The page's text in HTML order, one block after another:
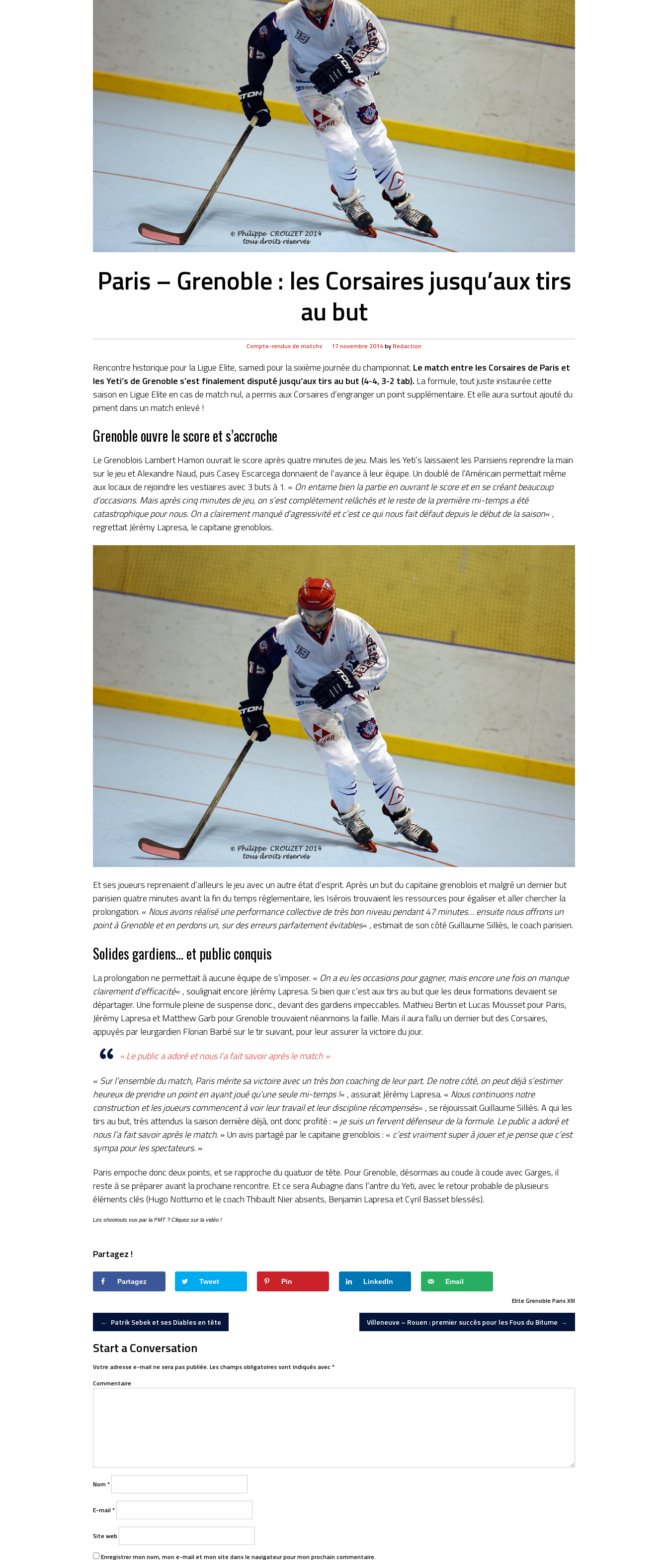
Paris – Grenoble : les Corsaires jusqu’aux tirs
au but
Compte-rendus de matchs 17 novembre 2014byRedaction
Rencontre historique pour la Ligue Elite, samedi pour la sixième journée du championnat. Le match entre les Corsaires de Paris et
les Yeti’s de Grenoble s’est finalement disputé jusqu’aux tirs au but (4-4, 3-2 tab). La formule, tout juste instaurée cette
saison en Ligue Elite en cas de match nul, a permis aux Corsaires d’engranger un point supplémentaire. Et elle aura surtout ajouté du
piment dans un match enlevé !
Grenoble ouvre le score et s’accroche
Le Grenoblois Lambert Hamon ouvrait le score après quatre minutes de jeu. Mais les Yeti’s laissaient les Parisiens reprendre la main
sur le jeu et Alexandre Naud, puis Casey Escarcega donnaient de l’avance à leur équipe. Un doublé de l’Américain permettait même
aux locaux de rejoindre les vestiaires avec 3 buts à 1. « On entame bien la partie en ouvrant le score et en se créant beaucoup
d’occasions. Mais après cinq minutes de jeu, on s’est complètement relâchés et le reste de la première mi-temps a été
catastrophique pour nous. On a clairement manqué d’agressivité et c’est ce qui nous fait défaut depuis le début de la saison« ,
regrettait Jérémy Lapresa, le capitaine grenoblois.
Et ses joueurs reprenaient d’ailleurs le jeu avec un autre état d’esprit. Après un but du capitaine grenoblois et malgré un dernier but
parisien quatre minutes avant la fin du temps réglementaire, les Isérois trouvaient les ressources pour égaliser et aller chercher la
prolongation. « Nous avons réalisé une performance collective de très bon niveau pendant 47 minutes… ensuite nous offrons un
point à Grenoble et en perdons un, sur des erreurs parfaitement évitables« , estimait de son côté Guillaume Silliès, le coach parisien.
Solides gardiens… et public conquis
La prolongation ne permettait à aucune équipe de s’imposer. « On a eu les occasions pour gagner, mais encore une fois on manque
clairement d’efficacité« , soulignait encore Jérémy Lapresa. Si bien que c’est aux tirs au but que les deux formations devaient se
départager. Une formule pleine de suspense donc., devant des gardiens impeccables. Mathieu Bertin et Lucas Mousset pour Paris,
Jérémy Lapresa et Matthew Garb pour Grenoble trouvaient néanmoins la faille. Mais il aura fallu un dernier but des Corsaires,
appuyés par leurgardien Florian Barbé sur le tir suivant, pour leur assurer la victoire du jour.
« Le public a adoré et nous l’a fait savoir après le match »
« Sur l’ensemble du match, Paris mérite sa victoire avec un très bon coaching de leur part. De notre côté, on peut déjà s’estimer
heureux de prendre un point en ayant joué qu’une seule mi-temps !« , assurait Jérémy Lapresa. « Nous continuons notre
construction et les joueurs commencent à voir leur travail et leur discipline récompensés« , se réjouissait Guillaume Silliès. A qui les
tirs au but, très attendus la saison dernière déjà, ont donc profité : « je suis un fervent défenseur de la formule. Le public a adoré et
nous l’a fait savoir après le match. » Un avis partagé par le capitaine grenoblois : « c’est vraiment super à jouer et je pense que c’est
sympa pour les spectateurs. »
Paris empoche donc deux points, et se rapproche du quatuor de tête. Pour Grenoble, désormais au coude à coude avec Garges, il
reste à se préparer avant la prochaine rencontre. Et ce sera Aubagne dans l’antre du Yeti, avec le retour probable de plusieurs
éléments clés (Hugo Notturno et le coach Thibault Nier absents, Benjamin Lapresa et Cyril Basset blessés).
Les shootouts vus par la FMT ? Cliquez sur la vidéo !
Partagez !
Partagez Tweet Pin LinkedIn Email
EliteGrenobleParis XIII
Post
navigation
← Patrik Sebek et ses Diables en tête Villeneuve – Rouen : premier succès pour les Fous du Bitume →
Start a Conversation
Votre adresse e-mail ne sera pas publiée. Les champs obligatoires sont indiqués avec*
Commentaire
Nom *
E-mail *
Site web
Enregistrer mon nom, mon e-mail et mon site dans le navigateur pour mon prochain commentaire.